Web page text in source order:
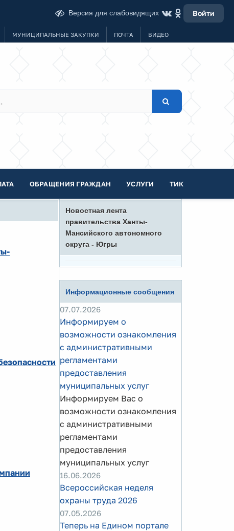
Версия для слабовидящих Войти
МУНИЦИПАЛЬНЫЕ ЗАКУПКИ ПОЧТА ВИДЕО
ОБРАЩЕНИЯ ГРАЖДАН УСЛУГИ ТИК
Новостная лента
правительства Ханты-
Мансийского автономного
округа - Югры
Информационные сообщения
07.07.2026
Информируем о
возможности ознакомления
с административными
регламентами
предоставления
муниципальных услуг
Информируем Вас о
возможности ознакомления
с административными
регламентами
предоставления
муниципальных услуг
16.06.2026
Всероссийская неделя
охраны труда 2026
07.05.2026
Теперь на Едином портале